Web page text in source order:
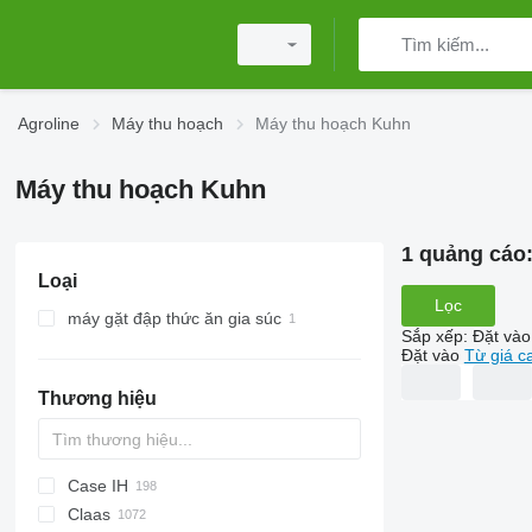
Agroline Máy thu hoạch Máy thu hoạch Kuhn
Máy thu hoạch Kuhn
Loại
máy gặt đập thức ăn gia súc
Thương hiệu
CM
T
Spartan
Case IH
1680
560R
Claas
1 quảng cáo:
Lọc
Sắp xếp: Đặt vào
Đặt vào Từ giá